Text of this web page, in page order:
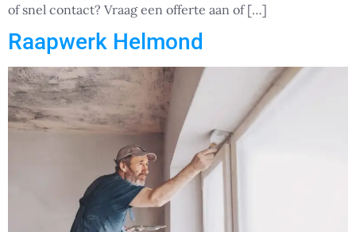
of snel contact? Vraag een offerte aan of […]
Raapwerk Helmond